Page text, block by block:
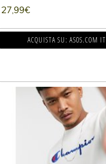
27,99€
ACQUISTA SU: ASOS.COM IT